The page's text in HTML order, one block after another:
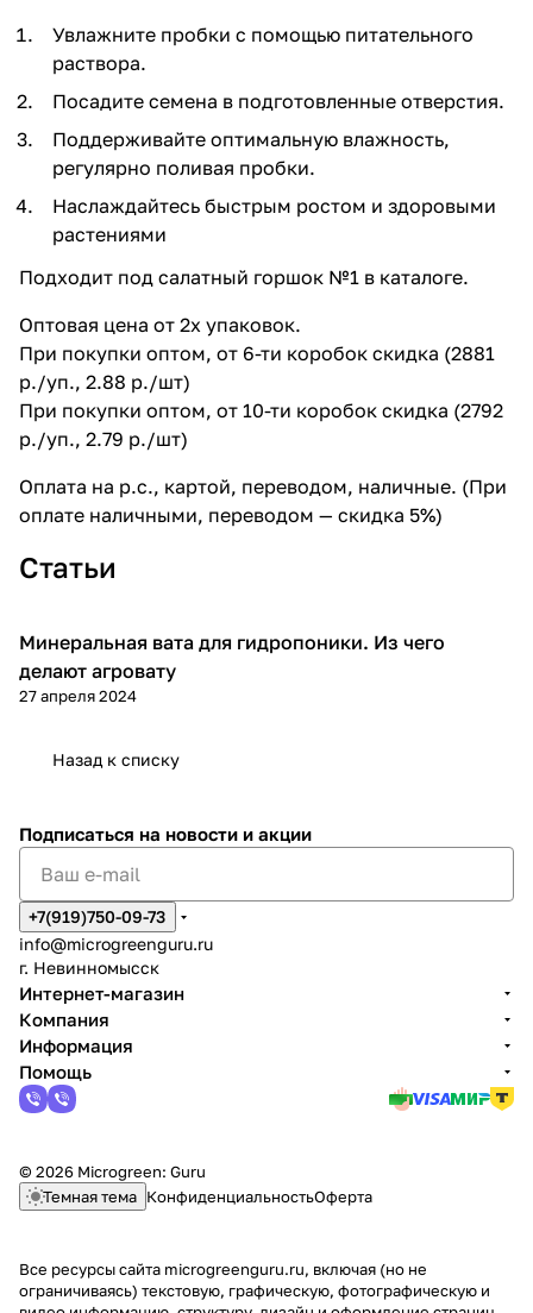
Увлажните пробки с помощью питательного
раствора.
Посадите семена в подготовленные отверстия.
Поддерживайте оптимальную влажность,
регулярно поливая пробки.
Наслаждайтесь быстрым ростом и здоровыми
растениями
Подходит под салатный горшок №1 в каталоге.
Оптовая цена от 2х упаковок.
При покупки оптом, от 6-ти коробок скидка (2881
р./уп., 2.88 р./шт)
При покупки оптом, от 10-ти коробок скидка (2792
р./уп., 2.79 р./шт)
Оплата на р.с., картой, переводом, наличные. (При
оплате наличными, переводом — скидка 5%)
Статьи
Информация
Минеральная вата для гидропоники. Из чего
делают агровату
27 апреля 2024
Назад к списку
Подписаться на новости и акции
+7(919)750-09-73
info@microgreenguru.ru
г. Невинномысск
Интернет-магазин
Компания
Информация
Помощь
© 2026 Microgreen: Guru
Темная тема КонфиденциальностьОферта
Все ресурсы сайта microgreenguru.ru, включая (но не
ограничиваясь) текстовую, графическую, фотографическую и